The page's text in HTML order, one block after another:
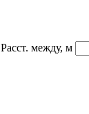
Расст. между, м